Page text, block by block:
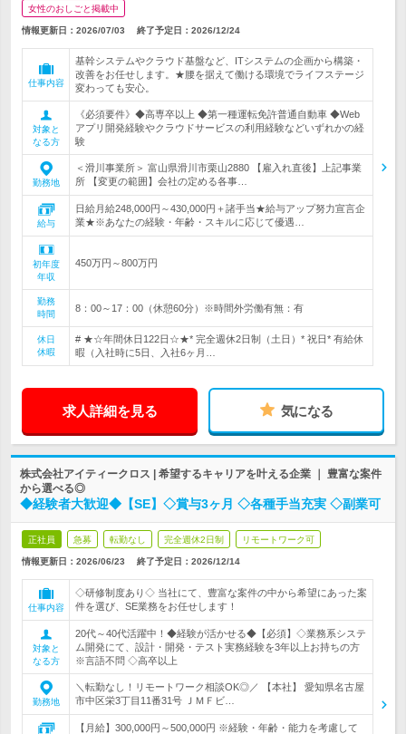
女性のおしごと掲載中
情報更新日：2026/07/03 終了予定日： 2026/12/24
仕事内容
基幹システムやクラウド基盤など、ITシステムの企画から構築・
改善をお任せします。★腰を据えて働ける環境でライフステージ
変わっても安心。
対象と
なる方
《必須要件》◆高専卒以上 ◆第一種運転免許普通自動車 ◆Web
アプリ開発経験やクラウドサービスの利用経験などいずれかの経
験
勤務地
＜滑川事業所＞ 富山県滑川市栗山2880 【雇入れ直後】上記事業
所 【変更の範囲】会社の定める各事…
給与
日給月給248,000円～430,000円＋諸手当★給与アップ努力宣言企
業★※あなたの経験・年齢・スキルに応じて優遇…
初年度
年収
450万円～800万円
勤務
時間
8：00～17：00（休憩60分）※時間外労働有無：有
休日
休暇
# ★☆年間休日122日☆★* 完全週休2日制（土日）* 祝日* 有給休
暇（入社時に5日、入社6ヶ月…
求人詳細を見る 気になる
株式会社アイティークロス | 希望するキャリアを叶える企業 ｜ 豊富な案件
から選べる◎
◆経験者大歓迎◆【SE】◇賞与3ヶ月 ◇各種手当充実 ◇副業可
正社員 急募 転勤なし 完全週休2日制 リモートワーク可
情報更新日：2026/06/23 終了予定日： 2026/12/14
仕事内容
◇研修制度あり◇ 当社にて、豊富な案件の中から希望にあった案
件を選び、SE業務をお任せします！
対象と
なる方
20代～40代活躍中！◆経験が活かせる◆【必須】◇業務系システ
ム開発にて、設計・開発・テスト実務経験を3年以上お持ちの方
※言語不問 ◇高卒以上
勤務地
＼転勤なし！リモートワーク相談OK◎／ 【本社】 愛知県名古屋
市中区栄3丁目11番31号 ＪＭＦビ…
【月給】300,000円～500,000円 ※経験・年齢・能力を考慮して